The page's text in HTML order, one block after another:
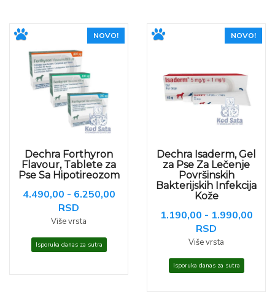
NOVO!
Dechra Forthyron
Flavour, Tablete za
Pse Sa Hipotireozom
4.490,00 - 6.250,00
RSD
Više vrsta
Isporuka danas za sutra
NOVO!
Dechra Isaderm, Gel
za Pse Za Lečenje
Površinskih
Bakterijskih Infekcija
Kože
1.190,00 - 1.990,00
RSD
Više vrsta
Isporuka danas za sutra